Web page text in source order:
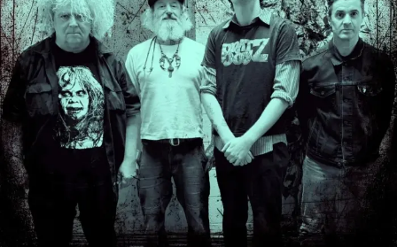
A música usa o dominó como metáfora. Mas se você está
achando que o clipe tem uma partida de dominó, se
enganou redondamente: o vídeo acompanha dois amigos
que entram em um bar e passam a disputar a atenção de
uma mulher. A metáfora do jogo serve como ponto de